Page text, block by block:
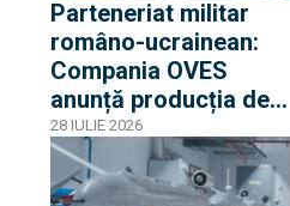
Parteneriat militar
româno-ucrainean:
Compania OVES
anunță producția de
drone la Cluj. Ce
modele de drone sunt
vizate
28 IULIE 2026